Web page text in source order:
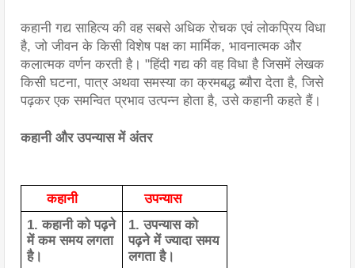
कहानी गद्य साहित्य की वह सबसे अधिक रोचक एवं लोकप्रिय विधा
है, जो जीवन के किसी विशेष पक्ष का मार्मिक, भावनात्मक और
कलात्मक वर्णन करती है। ‌"हिंदी गद्य की वह विधा है जिसमें लेखक
किसी घटना, पात्र अथवा समस्या का क्रमबद्ध ब्यौरा देता है, जिसे
पढ़कर एक समन्वित प्रभाव उत्पन्न होता है, उसे कहानी कहते हैं।
कहानी और उपन्यास में अंतर
कहानी
उपन्यास
1. कहानी को पढ़ने
में कम समय लगता
है।
1. उपन्यास को
पढ़ने में ज्यादा समय
लगता है।